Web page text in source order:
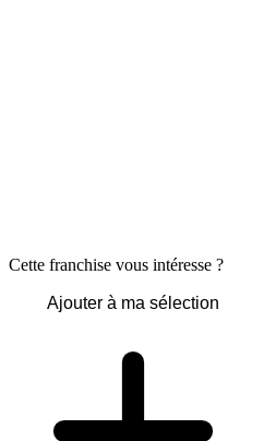
Cette franchise vous intéresse ?
Ajouter à ma sélection